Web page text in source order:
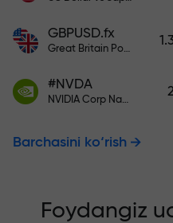
GBPUSD.fx
Great Britain Pound vs US Dollar
#NVDA
NVIDIA Corp Nasdaq Stock Exchange (Nasdaq) USD
Barchasini ko‘rish
Foydangiz